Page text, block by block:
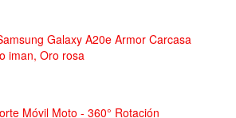
Galaxy A20e Armor Carcasa
iman, Oro rosa
Móvil Moto - 360° Rotación